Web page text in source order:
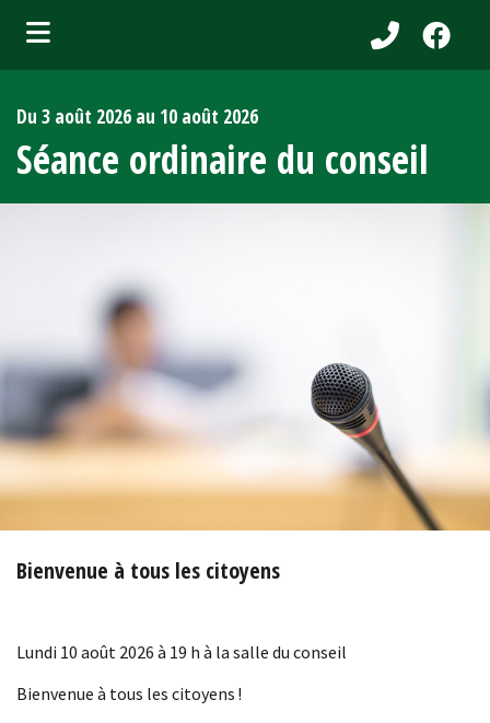
(Attraits touristiques )
Du 3 août 2026 au 10 août 2026
Séance ordinaire du conseil
Bienvenue à tous les citoyens
Lundi 10 août 2026 à 19 h à la salle du conseil
Bienvenue à tous les citoyens !